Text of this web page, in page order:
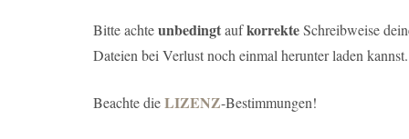
Bitte achteunbedingtaufkorrekteSchreibweise
Dateien bei Verlust noch einmal herunter laden kannst.
Beachte dieLIZENZ-Bestimmungen!